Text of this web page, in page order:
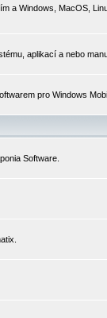
a Windows, MacOS,
aplikací a nebo
pro Windows
Software.